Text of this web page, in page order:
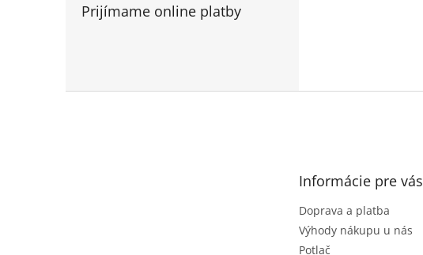
Prijímame online platby
Informácie pre vás
Doprava a platba
Výhody nákupu u nás
Potlač